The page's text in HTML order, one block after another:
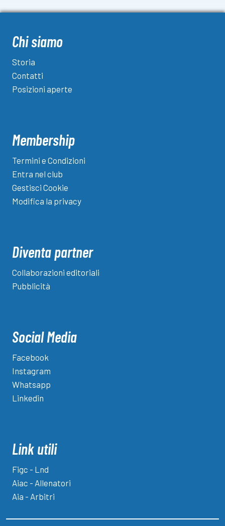
Chi siamo
Storia
Contatti
Posizioni aperte
Membership
Termini e Condizioni
Entra nel club
Gestisci Cookie
Modifica la privacy
Diventa partner
Collaborazioni editoriali
Pubblicità
Social Media
Facebook
Instagram
Whatsapp
Linkedin
Link utili
Figc - Lnd
Aiac - Allenatori
Aia - Arbitri